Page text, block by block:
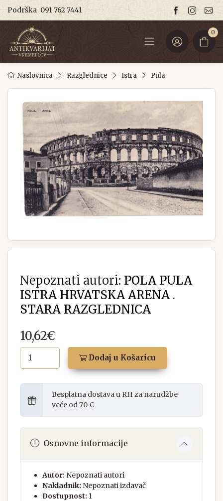
Podrška 091 762 7441
0
Naslovnica Razglednice Istra Pula
Nepoznati autori: POLA PULA
ISTRA HRVATSKA ARENA .
STARA RAZGLEDNICA
10,62€
Dodaj u Košaricu
Besplatna dostava u RH za narudžbe
veće od 70 €
Osnovne informacije
Autor: Nepoznati autori
Nakladnik: Nepoznati izdavač
Dostupnost: 1